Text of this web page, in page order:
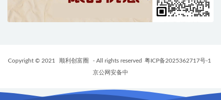
Copyright © 2021 顺利创富圈 - All rights reserved 粤ICP备2025362717号-1
京公网安备中